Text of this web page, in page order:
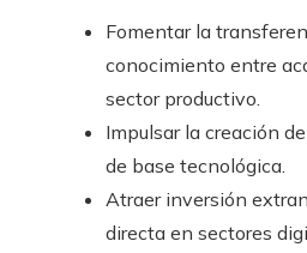
Fomentar la
conocimiento entre
sector productivo.
Impulsar la creación
de base tecnológica.
Atraer inversión
directa en sectores